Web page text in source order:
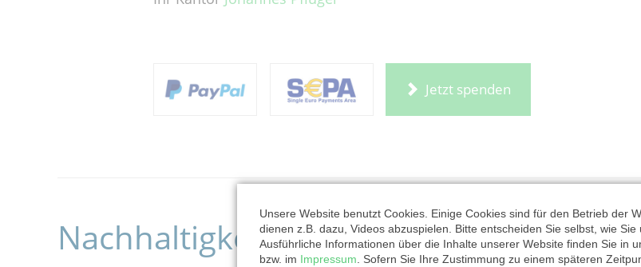
Jetzt spenden
Nachhaltigkeitsziele
Unsere Website benutzt Cookies. Einige Cookies sind für den Betrieb der
dienen z.B. dazu, Videos abzuspielen. Bitte entscheiden Sie selbst, wie Sie
Ausführliche Informationen über die Inhalte unserer Website finden Sie in
bzw. im Impressum . Sofern Sie Ihre Zustimmung zu einem späteren